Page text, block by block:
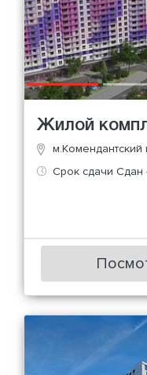
Жилой
м.Комендантский
Срок сдачи Сдан